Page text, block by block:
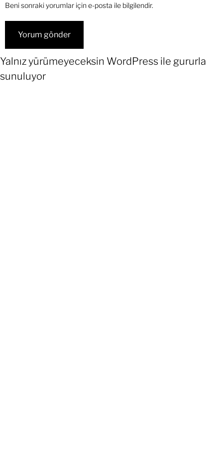
Beni sonraki yorumlar için e-posta ile bilgilendir.
Yalnız yürümeyeceksin WordPress ile gururla
sunuluyor